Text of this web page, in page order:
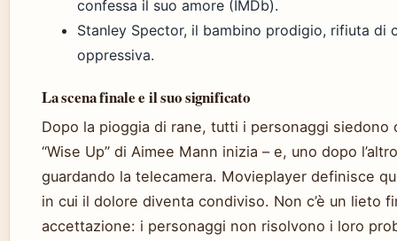
confessa il suo amore (IMDb).
Stanley Spector, il bambino prodigio, rifiuta di
oppressiva.
La scena finale e il suo significato
Dopo la pioggia di rane, tutti i personaggi
“Wise Up” di Aimee Mann inizia – e, uno dopo
guardando la telecamera. Movieplayer definisce
in cui il dolore diventa condiviso. Non c’è un lieto
accettazione: i personaggi non risolvono i loro